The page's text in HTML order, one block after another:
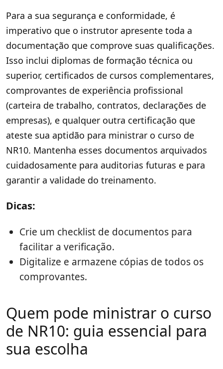
Para a sua segurança e conformidade, é
imperativo que o instrutor apresente toda a
documentação que comprove suas qualificações.
Isso inclui diplomas de formação técnica ou
superior, certificados de cursos complementares,
comprovantes de experiência profissional
(carteira de trabalho, contratos, declarações de
empresas), e qualquer outra certificação que
ateste sua aptidão para ministrar o curso de
NR10. Mantenha esses documentos arquivados
cuidadosamente para auditorias futuras e para
garantir a validade do treinamento.
Dicas:
Crie um checklist de documentos para
facilitar a verificação.
Digitalize e armazene cópias de todos os
comprovantes.
Quem pode ministrar o curso
de NR10: guia essencial para
sua escolha